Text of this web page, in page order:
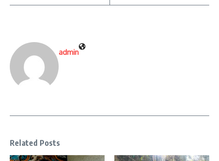
admin
Related Posts